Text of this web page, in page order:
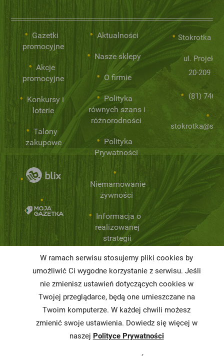
Gazetki
promocyjne
Akcje
promocyjne
Konkursy i
loterie
Talony
zakupowe
Aktualności
Nasze sklepy
O firmie
Polityka
równych szans i
różnorodności
Polityka
Prywatności
Niemarnowanie
żywności
Informacja o
realizowanej
strategii
podatkowej
Karty
charakterystyki
Butelkomaty
Stokrotka
ul.
20-209
(81) 746
W ramach serwisu stosujemy pliki cookies by
umożliwić Ci wygodne korzystanie z serwisu. Jeśli
nie zmienisz ustawień dotyczących cookies w
Twojej przeglądarce, będą one umieszczane na
Twoim komputerze. W każdej chwili możesz
zmienić swoje ustawienia. Dowiedz się więcej w
naszej Polityce Prywatności